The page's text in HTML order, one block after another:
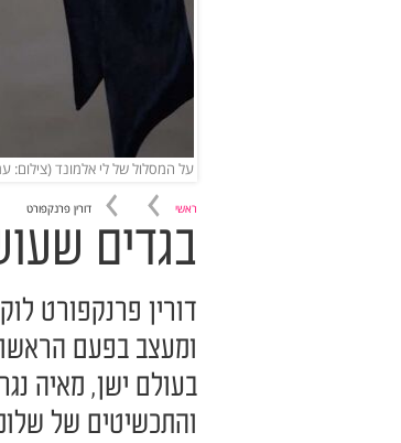
על המסלול של לי אלמונד (צילום:
ראשי דורין פרנקפורט
בגדים
דורין פרנקפורט
ומעצב בפעם
בעולם ישן, מאיה
והתכשיטים של